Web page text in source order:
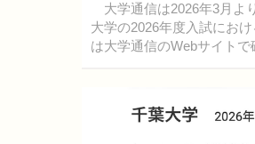
大学通信は2026年3月よ
大学の2026年度入試にお
は大学通信のWebサイトで